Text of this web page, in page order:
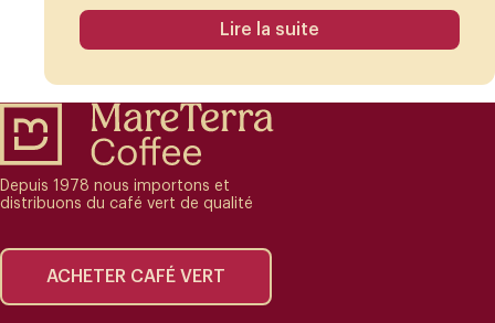
Lire la suite
Depuis 1978 nous importons et
distribuons du café vert de qualité
ACHETER CAFÉ VERT